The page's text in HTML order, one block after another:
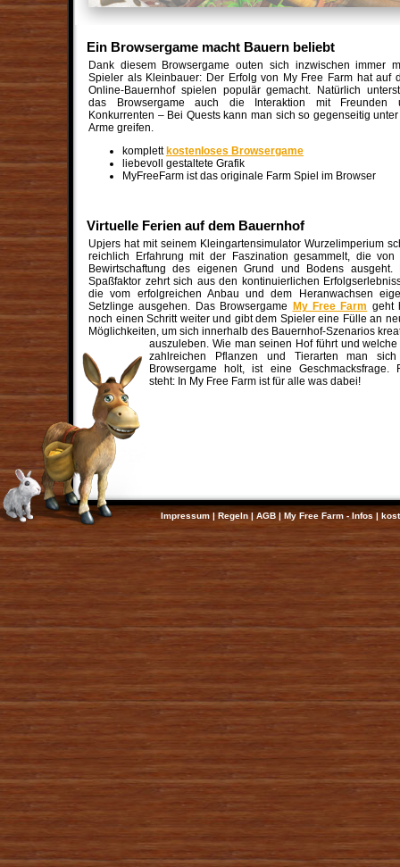
Ein Browsergame macht Bauern beliebt
Dank diesem Browsergame outen sich inzwischen immer
Spieler als Kleinbauer: Der Erfolg von My Free Farm hat auf
Online-Bauernhof spielen populär gemacht. Natürlich
das Browsergame auch die Interaktion mit Freunden
Konkurrenten – Bei Quests kann man sich so gegenseitig
Arme greifen.
komplett kostenloses Browsergame
liebevoll gestaltete Grafik
MyFreeFarm ist das originale Farm Spiel im Browser
Virtuelle Ferien auf dem Bauernhof
Upjers hat mit seinem Kleingartensimulator Wurzelimperium
reichlich Erfahrung mit der Faszination gesammelt, die von
Bewirtschaftung des eigenen Grund und Bodens ausgeht.
Spaßfaktor zehrt sich aus den kontinuierlichen
die vom erfolgreichen Anbau und dem Heranwachsen
Setzlinge ausgehen. Das Browsergame
My Free Farm geht
noch einen Schritt weiter und gibt dem Spieler eine Fülle an
Möglichkeiten, um sich innerhalb des Bauernhof-Szenarios
auszuleben. Wie man seinen Hof führt und welche
zahlreichen Pflanzen und Tierarten man
Browsergame holt, ist eine Geschmacksfrage.
steht: In My Free Farm ist für alle was dabei!
Impressum| Regeln | AGB | My Free Farm - Infos |